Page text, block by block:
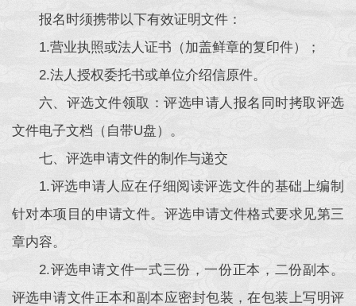
报名时须携带以下有效证明文件：
1.营业执照或法人证书（加盖鲜章的复印件）；
2.法人授权委托书或单位介绍信原件。
六、评选文件领取：评选申请人报名同时拷取评选
文件电子文档（自带U盘）。
七、评选申请文件的制作与递交
1.评选申请人应在仔细阅读评选文件的基础上编制
针对本项目的申请文件。评选申请文件格式要求见第三
章内容。
2.评选申请文件一式三份，一份正本，二份副本。
评选申请文件正本和副本应密封包装，在包装上写明评